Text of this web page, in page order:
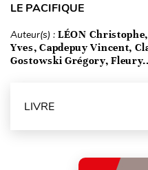
LE PACIFIQUE
Auteur(s) : LÉON
Yves, Capdepuy Vincent,
Gostowski Grégory,
LIVRE